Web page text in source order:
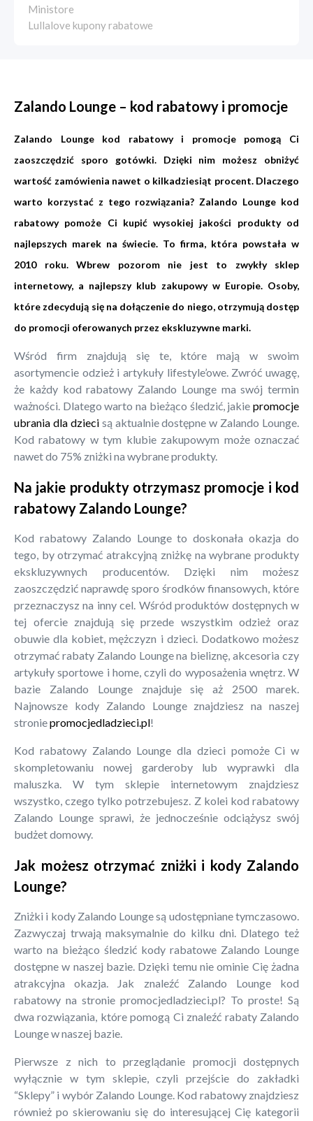
Ministore
Lullalove kupony rabatowe
Zalando Lounge – kod rabatowy i promocje
Zalando Lounge kod rabatowy i promocje pomogą Ci
zaoszczędzić sporo gotówki. Dzięki nim możesz obniżyć
wartość zamówienia nawet o kilkadziesiąt procent. Dlaczego
warto korzystać z tego rozwiązania? Zalando Lounge kod
rabatowy pomoże Ci kupić wysokiej jakości produkty od
najlepszych marek na świecie. To firma, która powstała w
2010 roku. Wbrew pozorom nie jest to zwykły sklep
internetowy, a najlepszy klub zakupowy w Europie. Osoby,
które zdecydują się na dołączenie do niego, otrzymują dostęp
do promocji oferowanych przez ekskluzywne marki.
Wśród firm znajdują się te, które mają w swoim
asortymencie odzież i artykuły lifestyle’owe. Zwróć uwagę,
że każdy kod rabatowy Zalando Lounge ma swój termin
ważności. Dlatego warto na bieżąco śledzić, jakie promocje
ubrania dla dziecisą aktualnie dostępne w Zalando Lounge.
Kod rabatowy w tym klubie zakupowym może oznaczać
nawet do 75% zniżki na wybrane produkty.
Na jakie produkty otrzymasz promocje i kod
rabatowy Zalando Lounge?
Kod rabatowy Zalando Lounge to doskonała okazja do
tego, by otrzymać atrakcyjną zniżkę na wybrane produkty
ekskluzywnych producentów. Dzięki nim możesz
zaoszczędzić naprawdę sporo środków finansowych, które
przeznaczysz na inny cel. Wśród produktów dostępnych w
tej ofercie znajdują się przede wszystkim odzież oraz
obuwie dla kobiet, mężczyzn i dzieci. Dodatkowo możesz
otrzymać rabaty Zalando Lounge na bieliznę, akcesoria czy
artykuły sportowe i home, czyli do wyposażenia wnętrz. W
bazie Zalando Lounge znajduje się aż 2500 marek.
Najnowsze kody Zalando Lounge znajdziesz na naszej
stroniepromocjedladzieci.pl!
Kod rabatowy Zalando Lounge dla dzieci pomoże Ci w
skompletowaniu nowej garderoby lub wyprawki dla
maluszka. W tym sklepie internetowym znajdziesz
wszystko, czego tylko potrzebujesz. Z kolei kod rabatowy
Zalando Lounge sprawi, że jednocześnie odciążysz swój
budżet domowy.
Jak możesz otrzymać zniżki i kody Zalando
Lounge?
Zniżki i kody Zalando Lounge są udostępniane tymczasowo.
Zazwyczaj trwają maksymalnie do kilku dni. Dlatego też
warto na bieżąco śledzić kody rabatowe Zalando Lounge
dostępne w naszej bazie. Dzięki temu nie ominie Cię żadna
atrakcyjna okazja. Jak znaleźć Zalando Lounge kod
rabatowy na stronie promocjedladzieci.pl? To proste! Są
dwa rozwiązania, które pomogą Ci znaleźć rabaty Zalando
Lounge w naszej bazie.
Pierwsze z nich to przeglądanie promocji dostępnych
wyłącznie w tym sklepie, czyli przejście do zakładki
“Sklepy” i wybór Zalando Lounge. Kod rabatowy znajdziesz
również po skierowaniu się do interesującej Cię kategorii